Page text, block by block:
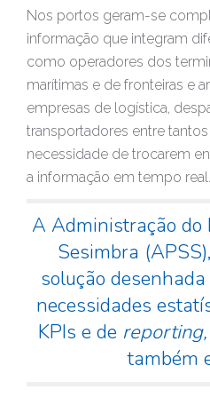
Nos portos geram-se
informação que integram
como operadores dos
marítimas e de fronteiras e
empresas de logística,
transportadores entre
necessidade de trocarem
a informação em tempo real.
A Administração do
Sesimbra
solução
necessidades
KPIs e de reporting,
também